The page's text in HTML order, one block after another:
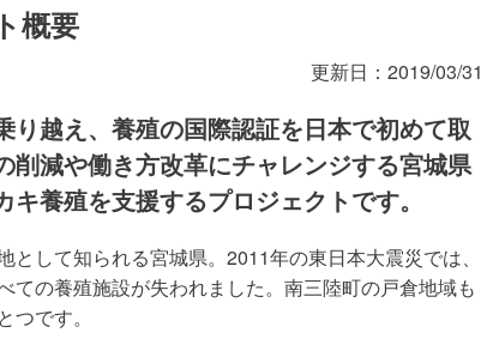
概要
更新日： 2019/03/31
り越え、養殖の国際認証を日本で初めて取
削減や働き方改革にチャレンジする宮城県
キ養殖を支援するプロジェクトです。
として知られる宮城県。2011年の東日本大震災では、
ての養殖施設が失われました。南三陸町の戸倉地域も
つです。